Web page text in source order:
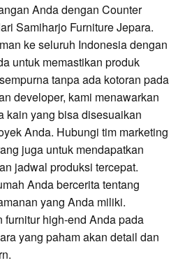
Anda dengan Counter
Samiharjo Furniture Jepara.
ke seluruh Indonesia dengan
untuk memastikan produk
tanpa ada kotoran pada
developer, kami menawarkan
kain yang bisa disesuaikan
Anda. Hubungi tim marketing
juga untuk mendapatkan
jadwal produksi tercepat.
Anda bercerita tentang
yang Anda miliki.
furnitur high-end Anda pada
yang paham akan detail dan